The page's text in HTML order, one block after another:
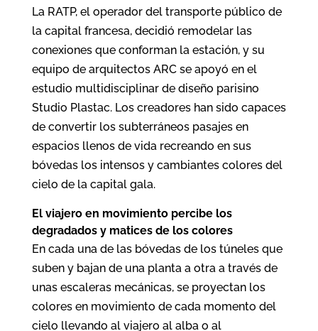
La RATP, el operador del transporte público de
la capital francesa, decidió remodelar las
conexiones que conforman la estación, y su
equipo de arquitectos ARC se apoyó en el
estudio multidisciplinar de diseño parisino
Studio Plastac. Los creadores han sido capaces
de convertir los subterráneos pasajes en
espacios llenos de vida recreando en sus
bóvedas los intensos y cambiantes colores del
cielo de la capital gala.
El viajero en movimiento percibe los
degradados y matices de los colores
En cada una de las bóvedas de los túneles que
suben y bajan de una planta a otra a través de
unas escaleras mecánicas, se proyectan los
colores en movimiento de cada momento del
cielo llevando al viajero al alba o al